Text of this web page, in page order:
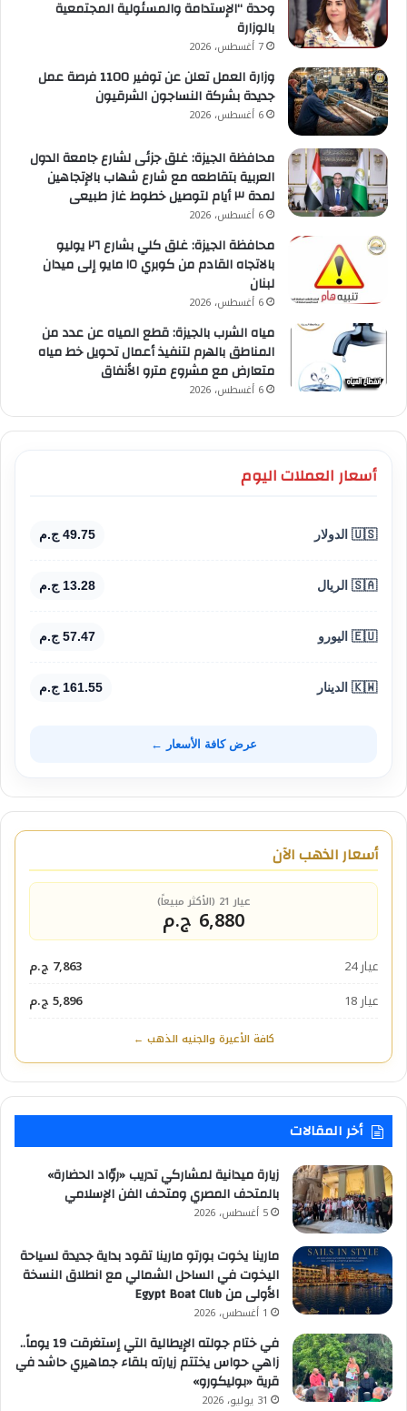
وحدة “الإستدامة والمسئولية المجتمعية
بالوزارة
7 أغسطس، 2026
وزارة العمل تعلن عن توفير 1100 فرصة عمل
جديدة بشركة النساجون الشرقيون
6 أغسطس، 2026
محافظة الجيزة: غلق جزئى لشارع جامعة الدول
العربية بتقاطعه مع شارع شهاب بالإتجاهين
لمدة ٣ أيام لتوصيل خطوط غاز طبيعى
6 أغسطس، 2026
محافظة الجيزة: غلق كلي بشارع ٢٦ يوليو
بالاتجاه القادم من كوبري ١٥ مايو إلى ميدان
لبنان
6 أغسطس، 2026
مياه الشرب بالجيزة: قطع المياه عن عدد من
المناطق بالهرم لتنفيذ أعمال تحويل خط مياه
متعارض مع مشروع مترو الأنفاق
6 أغسطس، 2026
أسعار العملات اليوم
🇺🇸 الدولار 49.75 ج.م
🇸🇦 الريال 13.28 ج.م
🇪🇺 اليورو 57.47 ج.م
🇰🇼 الدينار 161.55 ج.م
عرض كافة الأسعار ←
أسعار الذهب الآن
عيار 21 (الأكثر مبيعاً)
6,880 ج.م
عيار 24
7,863 ج.م
عيار 18
5,896 ج.م
كافة الأعيرة والجنيه الذهب ←
أخر المقالات
زيارة ميدانية لمشاركي تدريب «روّاد الحضارة»
بالمتحف المصري ومتحف الفن الإسلامي
5 أغسطس، 2026
مارينا يخوت بورتو مارينا تقود بداية جديدة لسياحة
اليخوت في الساحل الشمالي مع انطلاق النسخة
الأولى من Egypt Boat Club
1 أغسطس، 2026
في ختام جولته الإيطالية التي إستغرقت 19 يوماً..
زاهي حواس يختتم زيارته بلقاء جماهيري حاشد في
قرية «بوليكورو»
31 يوليو، 2026